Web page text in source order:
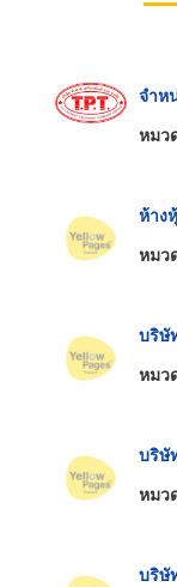
จำห
หมว
ห้าง
หมว
บริษั
หมว
บริษั
หมว
บริษั